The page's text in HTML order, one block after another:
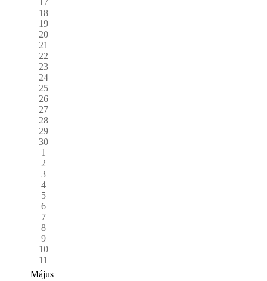
18
19
20
21
22
23
24
25
26
27
28
29
30
1
2
3
4
5
6
7
8
9
10
11
Május